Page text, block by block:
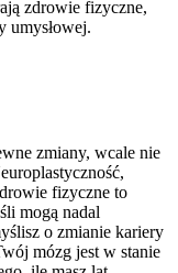
zdrowie fizyczne,
umysłowej.
zmiany, wcale nie
fizyczne to
mogą nadal
o zmianie kariery
mózg jest w stanie